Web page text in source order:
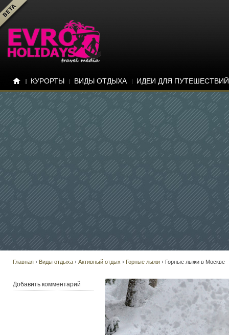
КУРОРТЫ ВИДЫ ОТДЫХА ИДЕИ ДЛЯ ПУТЕШЕСТВИЙ
Главная › Виды отдыха › Активный отдых › Горные лыжи › Горные лыжи в Москве
Добавить комментарий